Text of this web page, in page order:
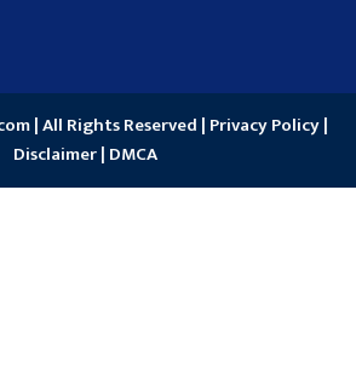
| All Rights Reserved | Privacy Policy|
Disclaimer| DMCA